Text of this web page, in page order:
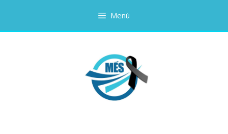
contingut
Menú